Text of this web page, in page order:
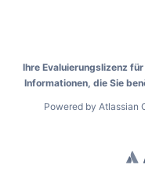
Ihre Evaluierungslizenz
Informationen, die Sie
Powered by Atlassian